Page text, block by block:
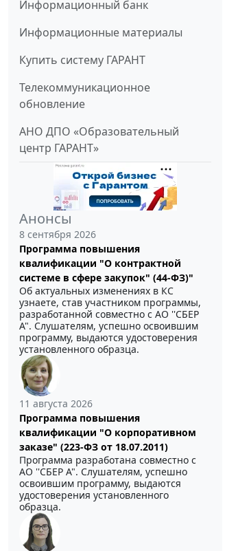
Информационный банк
Информационные материалы
Купить систему ГАРАНТ
Телекоммуникационное
обновление
АНО ДПО «Образовательный
центр ГАРАНТ»
Анонсы
8 сентября 2026
Программа повышения
квалификации "О контрактной
системе в сфере закупок" (44-ФЗ)"
Об актуальных изменениях в КС
узнаете, став участником программы,
разработанной совместно с АО ''СБЕР
А". Слушателям, успешно освоившим
программу, выдаются удостоверения
установленного образца.
11 августа 2026
Программа повышения
квалификации "О корпоративном
заказе" (223-ФЗ от 18.07.2011)
Программа разработана совместно с
АО ''СБЕР А". Слушателям, успешно
освоившим программу, выдаются
удостоверения установленного
образца.